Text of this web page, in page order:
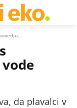
da plavalci v